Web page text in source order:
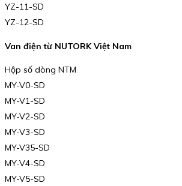
YZ-11-SD
YZ-12-SD
Van điện từ NUTORK Việt Nam
Hộp số dòng NTM
MY-V0-SD
MY-V1-SD
MY-V2-SD
MY-V3-SD
MY-V35-SD
MY-V4-SD
MY-V5-SD